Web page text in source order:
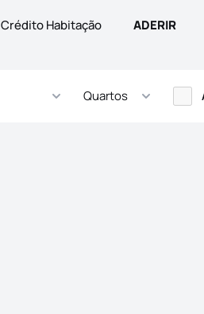
Crédito Habitação ADERIR
Quartos